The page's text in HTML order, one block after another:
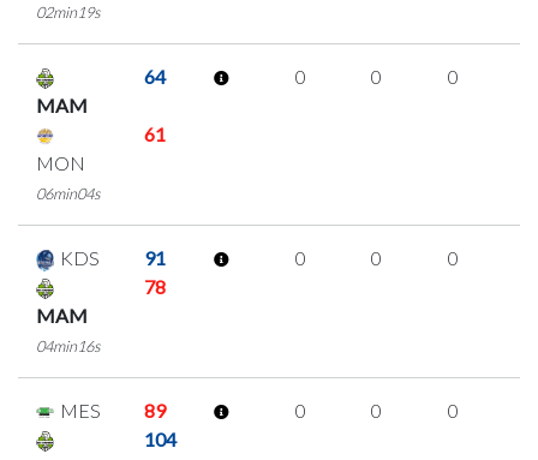
02min19s
MAM
64
MON
61
06min04s
0 0 0
KDS 91
MAM
78
04min16s
0 0 0
MES 89
104
0 0 0